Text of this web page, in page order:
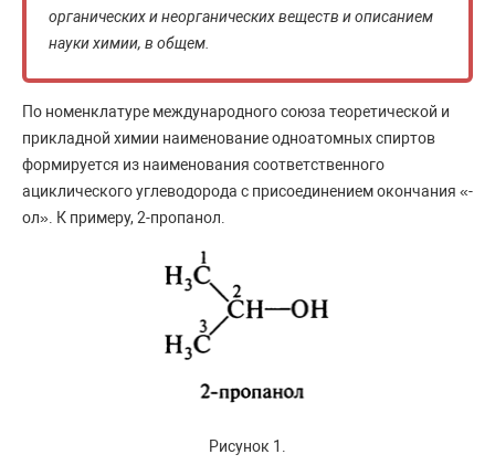
органических и неорганических веществ и описанием
науки химии, в общем.
По номенклатуре международного союза теоретической и
прикладной химии наименование одноатомных спиртов
формируется из наименования соответственного
ациклического углеводорода с присоединением окончания «-
ол». К примеру, 2-пропанол.
Рисунок 1.